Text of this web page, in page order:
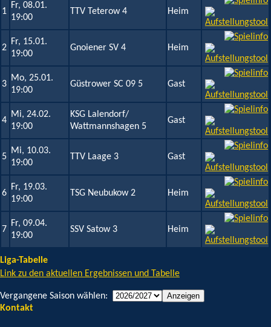
1
Fr, 08.01.
19:00
TTV Teterow 4 Heim
2
Fr, 15.01.
19:00
Gnoiener SV 4 Heim
3
Mo, 25.01.
19:00
Güstrower SC 09 5 Gast
4
Mi, 24.02.
19:00
KSG Lalendorf/
Wattmannshagen 5
Gast
5
Mi, 10.03.
19:00
TTV Laage 3 Gast
6
Fr, 19.03.
19:00
TSG Neubukow 2 Heim
7
Fr, 09.04.
19:00
SSV Satow 3 Heim
Liga-Tabelle
Link zu den aktuellen Ergebnissen und Tabelle
Vergangene Saison wählen:
Kontakt